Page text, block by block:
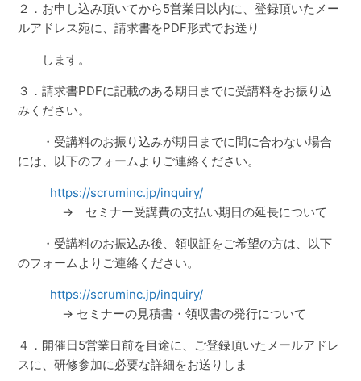
２．お申し込み頂いてから5営業日以内に、登録頂いたメー
ルアドレス宛に、請求書をPDF形式でお送り
します。
３．請求書PDFに記載のある期日までに受講料をお振り込
みください。
・受講料のお振り込みが期日までに間に合わない場合
には、以下のフォームよりご連絡ください。
https://scruminc.jp/inquiry/
→ セミナー受講費の支払い期日の延長について
・受講料のお振込み後、領収証をご希望の方は、以下
のフォームよりご連絡ください。
https://scruminc.jp/inquiry/
→ セミナーの見積書・領収書の発行について
４．開催日5営業日前を目途に、ご登録頂いたメールアドレ
スに、研修参加に必要な詳細をお送りしま